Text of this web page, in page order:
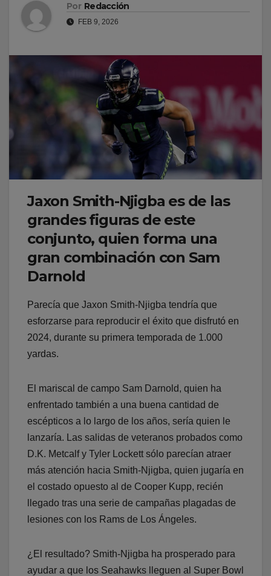
Por Redacción
FEB 9, 2026
Jaxon Smith-Njigba es de las
grandes figuras de este
conjunto, quien forma una
gran combinación con Sam
Darnold
Parecía que Jaxon Smith-Njigba tendría que
esforzarse para reproducir el éxito que disfrutó en
2024, durante su primera temporada de 1.000
yardas.
El mariscal de campo Sam Darnold, quien ha
enfrentado también a una buena cantidad de
escépticos a lo largo de los años, sería quien le
lanzaría. Las salidas de veteranos probados como
D.K. Metcalf y Tyler Lockett sólo parecían atraer
más atención hacia Smith-Njigba, quien jugaría en
el costado opuesto al de Cooper Kupp, recién
llegado tras una serie de campañas plagadas de
lesiones con los Rams de Los Ángeles.
¿El resultado? Smith-Njigba ha prosperado para
ayudar a que los Seahawks lleguen al Super Bowl